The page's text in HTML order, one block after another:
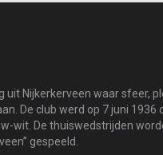
uit Nijkerkerveen waar sfeer,
De club werd op 7 juni 1936
wit. De thuiswedstrijden
gespeeld.